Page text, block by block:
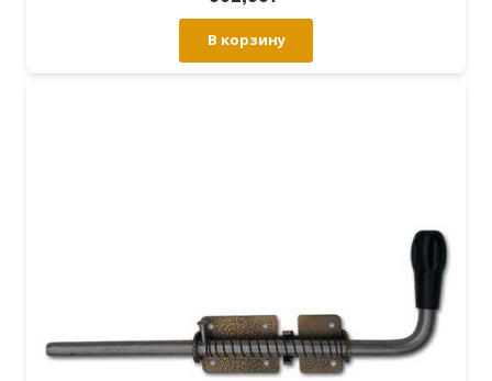
В корзину